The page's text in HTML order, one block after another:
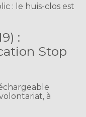
: le huis-clos est
:
Stop
à